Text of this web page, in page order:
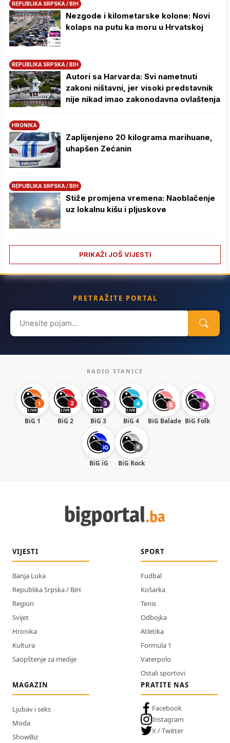
REPUBLIKA SRPSKA / BIH
Nezgode i kilometarske kolone: Novi
kolaps na putu ka moru u Hrvatskoj
REPUBLIKA SRPSKA / BIH
Autori sa Harvarda: Svi nametnuti
zakoni ništavni, jer visoki predstavnik
nije nikad imao zakonodavna ovlaštenja
HRONIKA
Zaplijenjeno 20 kilograma marihuane,
uhapšen Zećanin
REPUBLIKA SRPSKA / BIH
Stiže promjena vremena: Naoblačenje
uz lokalnu kišu i pljuskove
PRIKAŽI JOŠ VIJESTI
PRETRAŽITE PORTAL
Search
for:
RADIO STANICE
BiG 1 BiG 2 BiG 3 BiG 4 BiG Balade BiG Folk
BiG iG BiG Rock
VIJESTI
Banja Luka
Republika Srpska / BiH
Region
Svijet
Hronika
Kultura
Saopštenje za medije
SPORT
Fudbal
Košarka
Tenis
Odbojka
Atletika
Formula 1
Vaterpolo
Ostali sportovi
MAGAZIN
Ljubav i seks
Moda
ShowBiz
PRATITE NAS
Facebook
Instagram
X / Twitter